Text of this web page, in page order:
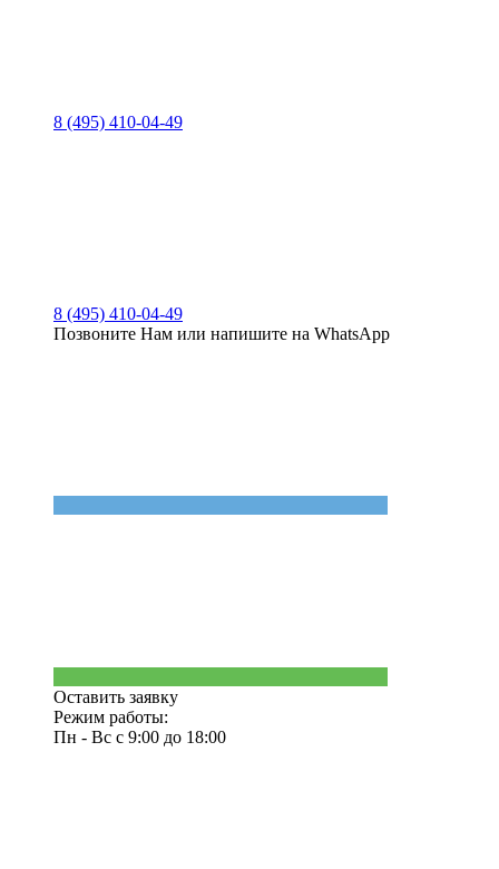
8 (495) 410-04-49
8 (495) 410-04-49
Позвоните Нам или напишите на WhatsApp
Оставить заявку
Режим работы:
Пн - Вс с 9:00 до 18:00